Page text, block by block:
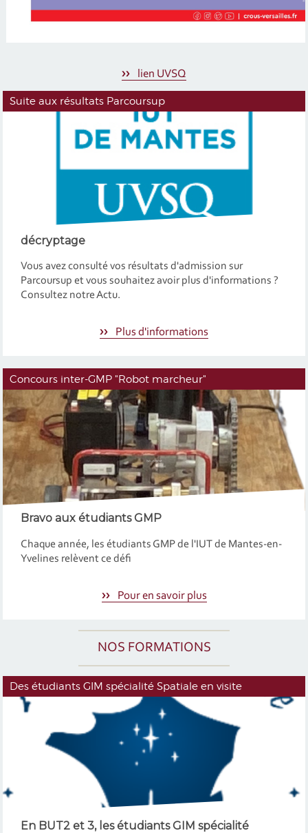
lien UVSQ
Suite aux résultats Parcoursup
décryptage
Vous avez consulté vos résultats d'admission sur
Parcoursup et vous souhaitez avoir plus d'informations ?
Consultez notre Actu.
Plus d'informations
Concours inter-GMP "Robot marcheur"
Bravo aux étudiants GMP
Chaque année, les étudiants GMP de l'IUT de Mantes-en-
Yvelines relèvent ce défi
Pour en savoir plus
NOS FORMATIONS
Des étudiants GIM spécialité Spatiale en visite
En BUT2 et 3, les étudiants GIM spécialité